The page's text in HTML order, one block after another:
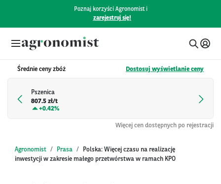
Poznaj korzyści Agronomist i
zarejestruj się!
Średnie ceny zbóż Dostosuj wyświetlanie ceny
Pszenica
807.5 zł/t
+0.42%
Więcej cen dostępnych po rejestracji
Agronomist Prasa
Polska: Więcej czasu na realizację
inwestycji w zakresie małego przetwórstwa w ramach KPO